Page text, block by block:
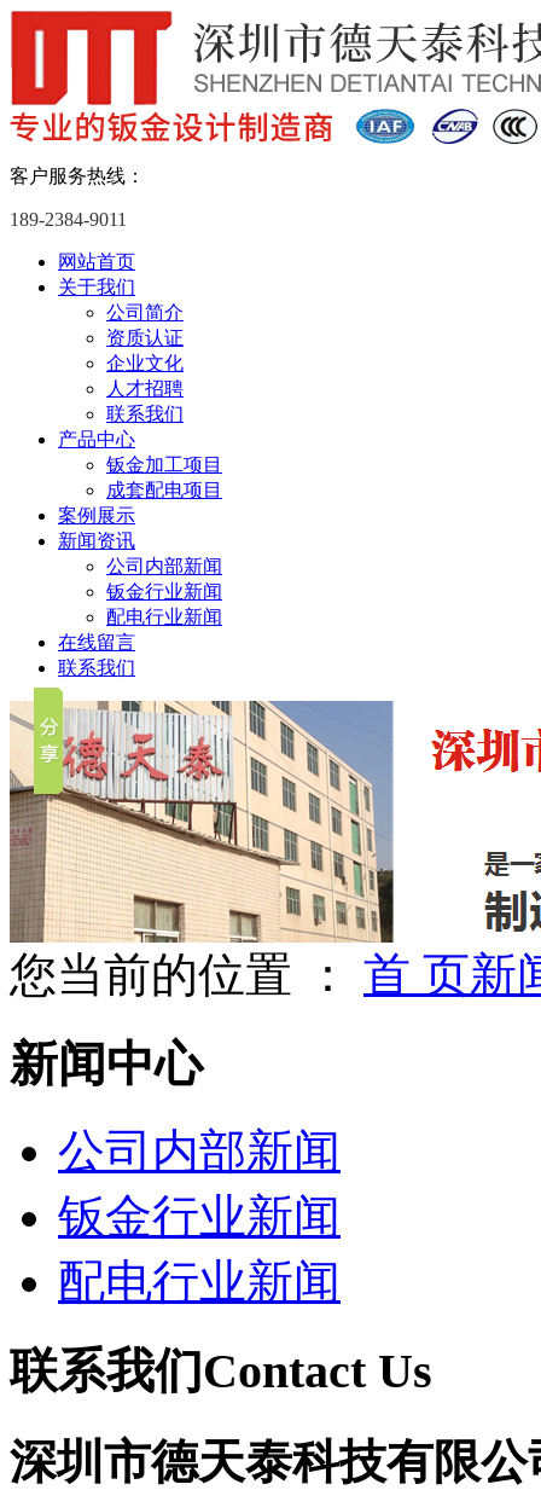
客户服务热线：
189-2384-9011
网站首页
关于我们
公司简介
资质认证
企业文化
人才招聘
联系我们
产品中心
钣金加工项目
成套配电项目
案例展示
新闻资讯
公司内部新闻
钣金行业新闻
配电行业新闻
在线留言
联系我们
您当前的位置 ： 首 页新
新闻中心
公司内部新闻
钣金行业新闻
配电行业新闻
联系我们 Contact Us
深圳市德天泰科技有限公